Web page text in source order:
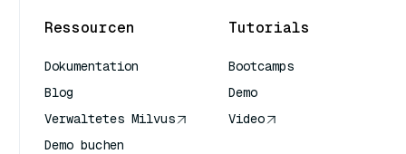
Ressourcen
Dokumentation
Blog
Verwaltetes Milvus
Demo buchen
Tutorials
Bootcamps
Demo
Video